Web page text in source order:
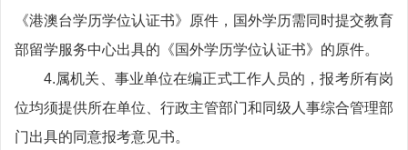
《港澳台学历学位认证书》原件，国外学历需同时提交教育
部留学服务中心出具的《国外学历学位认证书》的原件。
4.属机关、事业单位在编正式工作人员的，报考所有岗
位均须提供所在单位、行政主管部门和同级人事综合管理部
门出具的同意报考意见书。